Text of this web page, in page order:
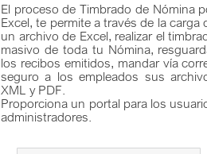
El proceso de Timbrado de Nómina
Excel, te permite a través de la carga
un archivo de Excel, realizar el
masivo de toda tu Nómina,
los recibos emitidos, mandar vía
seguro a los empleados sus
XML y PDF.
Proporciona un portal para los
administradores.